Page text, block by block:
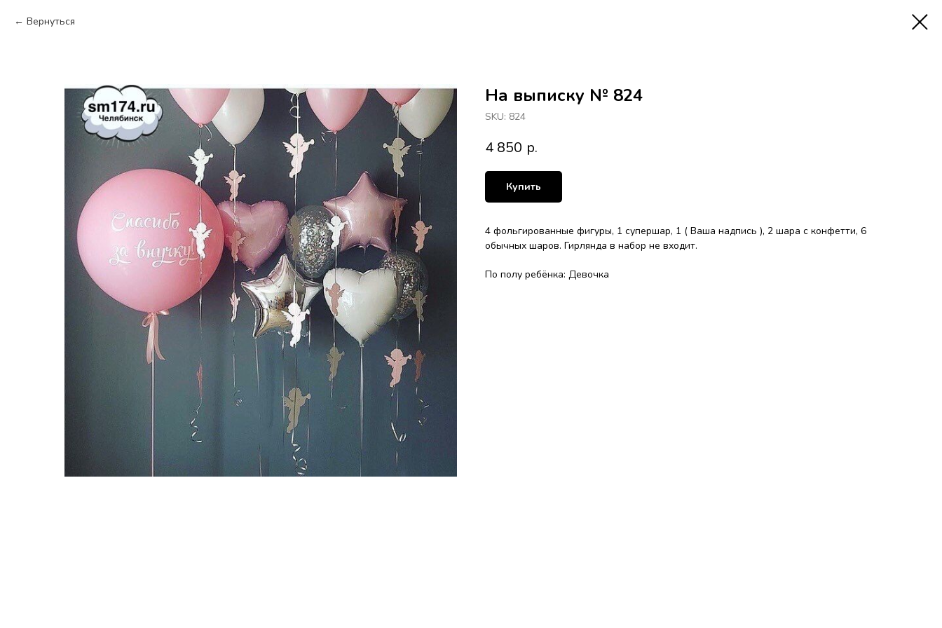
Вернуться
На выписку № 824
SKU: 824
4 850 р.
Купить
4 фольгированные фигуры, 1 супершар, 1 ( Ваша надпись ), 2 шара с конфетти, 6
обычных шаров. Гирлянда в набор не входит.
По полу ребёнка: Девочка